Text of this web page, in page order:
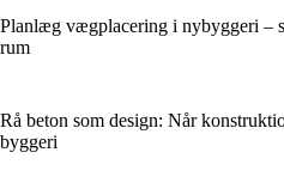
Planlæg vægplacering i nybyggeri –
rum
Rå beton som design: Når
byggeri